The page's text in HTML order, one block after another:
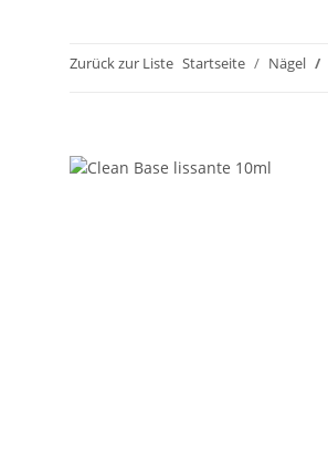
Zurück zur Liste Startseite Nägel